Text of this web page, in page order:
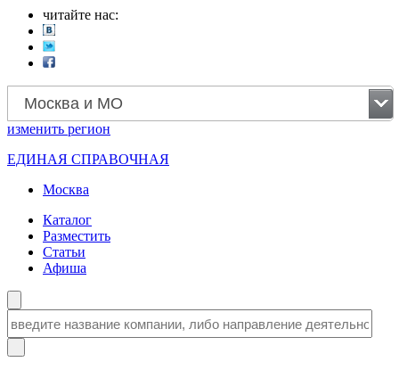
читайте нас:
Москва и МО
изменить регион
ЕДИНАЯ СПРАВОЧНАЯ
Москва
Каталог
Разместить
Статьи
Афиша